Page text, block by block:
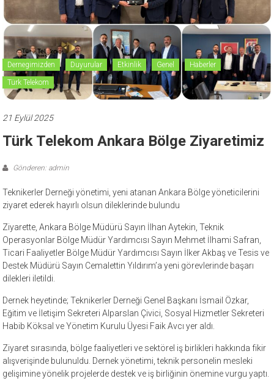
Dernegimizden Duyurular Etkinlik Genel Haberler
Türk Telekom
21 Eylül 2025
Türk Telekom Ankara Bölge Ziyaretimiz
Gönderen: admin
Teknikerler Derneği yönetimi, yeni atanan Ankara Bölge yöneticilerini
ziyaret ederek hayırlı olsun dileklerinde bulundu
Ziyarette, Ankara Bölge Müdürü Sayın İlhan Aytekin, Teknik
Operasyonlar Bölge Müdür Yardımcısı Sayın Mehmet İlhami Safran,
Ticari Faaliyetler Bölge Müdür Yardımcısı Sayın İlker Akbaş ve Tesis ve
Destek Müdürü Sayın Cemalettin Yıldırım’a yeni görevlerinde başarı
dilekleri iletildi.
Dernek heyetinde; Teknikerler Derneği Genel Başkanı İsmail Özkar,
Eğitim ve İletişim Sekreteri Alparslan Çivici, Sosyal Hizmetler Sekreteri
Habib Köksal ve Yönetim Kurulu Üyesi Faik Avcı yer aldı.
Ziyaret sırasında, bölge faaliyetleri ve sektörel iş birlikleri hakkında fikir
alışverişinde bulunuldu. Dernek yönetimi, teknik personelin mesleki
gelişimine yönelik projelerde destek ve iş birliğinin önemine vurgu yaptı.